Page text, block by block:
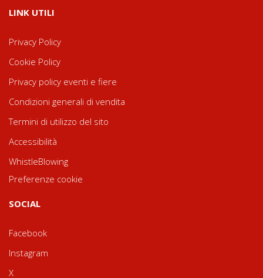
LINK UTILI
Privacy Policy
Cookie Policy
Privacy policy eventi e fiere
Condizioni generali di vendita
Termini di utilizzo del sito
Accessibilità
WhistleBlowing
Preferenze cookie
SOCIAL
Facebook
Instagram
X